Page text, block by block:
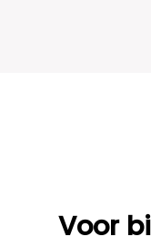
Voor